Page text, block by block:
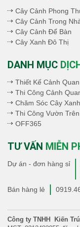
Cây Cảnh Phong
Cây Cảnh Trong
Cây Cảnh Để Bàn
Cây Xanh Đô Thị
DANH MỤC
Thiết Kế Cảnh Quan
Thi Công Cảnh
Chăm Sóc Cây Xanh
Thi Công Vườn
OFF365
TƯ VẤN MIỄN
Dự án - đơn hàng sỉ
Bán hàng lẻ
Công ty TNHH Kiến